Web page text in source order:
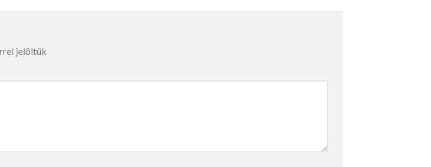
jelöltük